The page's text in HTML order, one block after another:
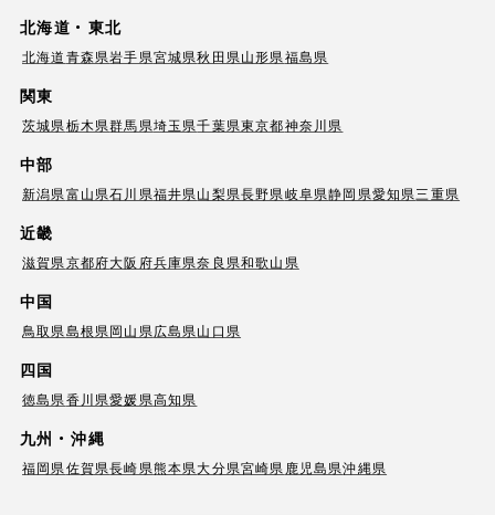
北海道・東北
北海道青森県岩手県宮城県秋田県山形県福島県
関東
茨城県栃木県群馬県埼玉県千葉県東京都神奈川県
中部
新潟県富山県石川県福井県山梨県長野県岐阜県静岡県愛知県三重県
近畿
滋賀県京都府大阪府兵庫県奈良県和歌山県
中国
鳥取県島根県岡山県広島県山口県
四国
徳島県香川県愛媛県高知県
九州・沖縄
福岡県佐賀県長崎県熊本県大分県宮崎県 鹿児島県沖縄県